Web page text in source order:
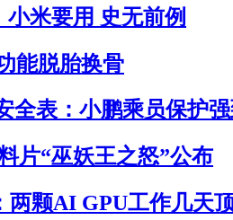
米要用 史无前例
能脱胎换骨
全表：小鹏乘员保护
片“巫妖王之怒”公布
颗AI GPU工作几天